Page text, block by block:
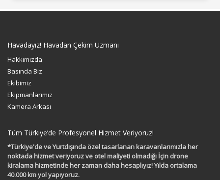
Havadayız! Havadan Çekim Uzmanı
Hakkımızda
Basında Biz
Ekibimiz
Ekipmanlarımız
Kamera Arkası
Tüm Türkiye’de Profesyonel Hizmet Veriyoruz!
*Türkiye'de ve Yurtdışında özel tasarlanan karavanlarımızla her
noktada hizmet veriyoruz ve otel maliyeti olmadığı İçin drone
kiralama hizmetinde her zaman daha hesaplıyız! Yılda ortalama
40.000 km yol yapıyoruz.